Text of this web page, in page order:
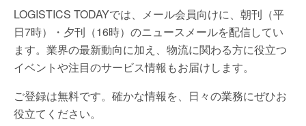
LOGISTICS TODAYでは、メール会員向けに、朝刊（平
日7時）・夕刊（16時）のニュースメールを配信してい
ます。業界の最新動向に加え、物流に関わる方に役立つ
イベントや注目のサービス情報もお届けします。
ご登録は無料です。確かな情報を、日々の業務にぜひお
役立てください。